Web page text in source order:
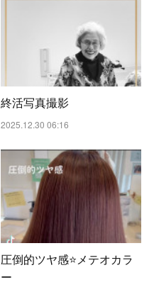
終活写真撮影
2025.12.30 06:16
圧倒的ツヤ感⭐️メテオカラ
ー